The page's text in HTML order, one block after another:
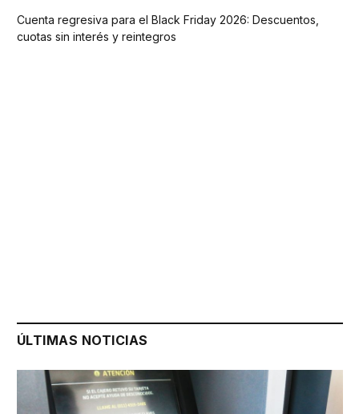
Cuenta regresiva para el Black Friday 2026: Descuentos,
cuotas sin interés y reintegros
ÚLTIMAS NOTICIAS